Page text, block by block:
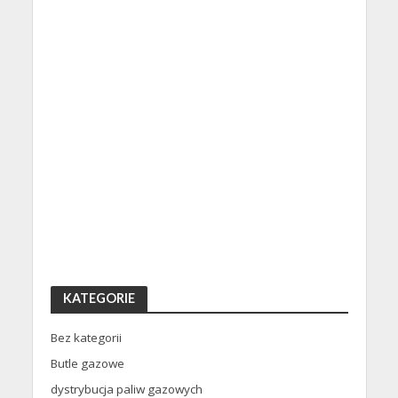
KATEGORIE
Bez kategorii
Butle gazowe
dystrybucja paliw gazowych